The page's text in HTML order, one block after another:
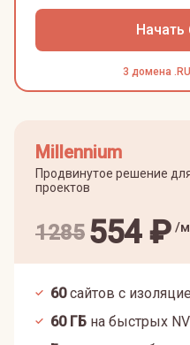
Начать
3 домена
Millennium
Продвинутое решение
проектов
1285 554₽ /
60 сайтов с
60ГБ на быстрых